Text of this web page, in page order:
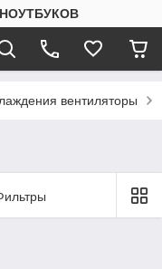
НОУТБУКОВ
вентиляторы